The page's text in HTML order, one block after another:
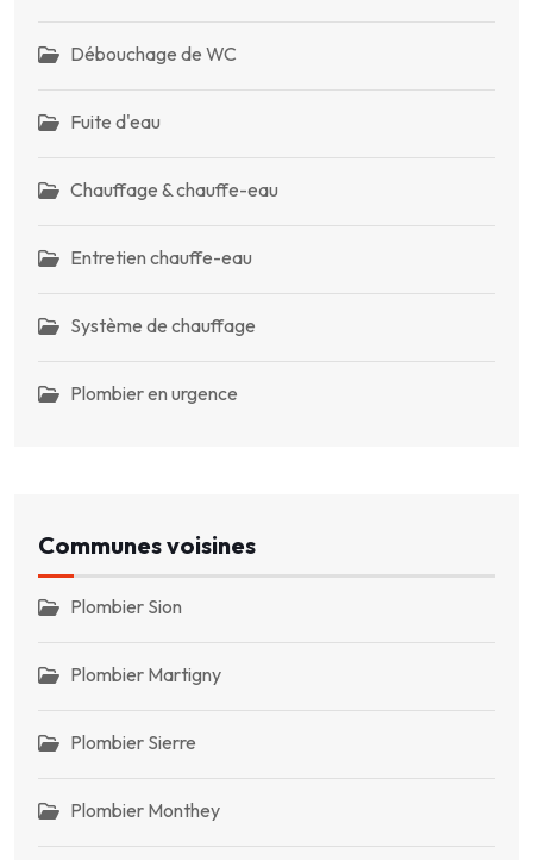
Débouchage de WC
Fuite d'eau
Chauffage & chauffe-eau
Entretien chauffe-eau
Système de chauffage
Plombier en urgence
Communes voisines
Plombier Sion
Plombier Martigny
Plombier Sierre
Plombier Monthey